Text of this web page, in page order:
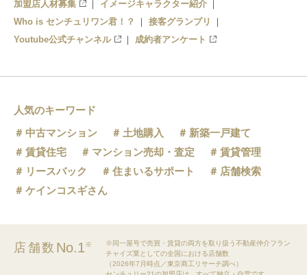
加盟店人材募集
イメージキャラクター紹介
Who is センチュリワン君！？
接客グランプリ
Youtube公式チャンネル
成約者アンケート
人気のキーワード
中古マンション
土地購入
新築一戸建て
賃貸住宅
マンション売却・査定
賃貸管理
リースバック
住まいるサポート
店舗検索
ケインコスギさん
店舗数 No.1※
※同一屋号で売買・賃貸の両方を取り扱う不動産仲介フラン
チャイズ業としての全国における店舗数
（2026年7月時点／東京商工リサーチ調べ）